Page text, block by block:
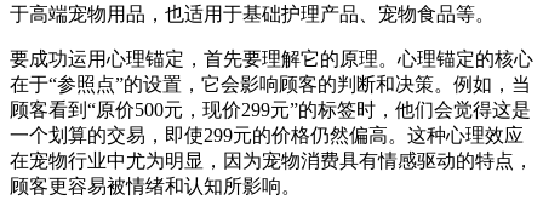
于高端宠物用品，也适用于基础护理产品、宠物食品等。
要成功运用心理锚定，首先要理解它的原理。心理锚定的核心
在于“参照点”的设置，它会影响顾客的判断和决策。例如，当
顾客看到“原价500元，现价299元”的标签时，他们会觉得这是
一个划算的交易，即使299元的价格仍然偏高。这种心理效应
在宠物行业中尤为明显，因为宠物消费具有情感驱动的特点，
顾客更容易被情绪和认知所影响。